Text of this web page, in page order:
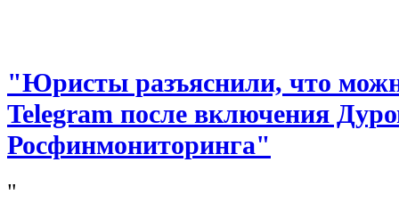
"Юристы разъяснили, что
Telegram после включения
Росфинмониторинга"
"